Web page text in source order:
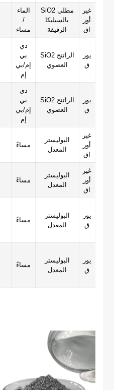
الماء
/
مساء
SiO2 مطلي
بالسيليكا
الرقيقة
غير
أور
اق
دي
بي
إم/بي
إم
SiO2 الراتنج
العضوي
يور
ق
دي
بي
إم/بي
إم
SiO2 الراتنج
العضوي
يور
ق
مساءً
البوليستر
المعدل
غير
أور
اق
مساءً
البوليستر
المعدل
غير
أور
اق
مساءً
البوليستر
المعدل
يور
ق
مساءً
البوليستر
المعدل
يور
ق